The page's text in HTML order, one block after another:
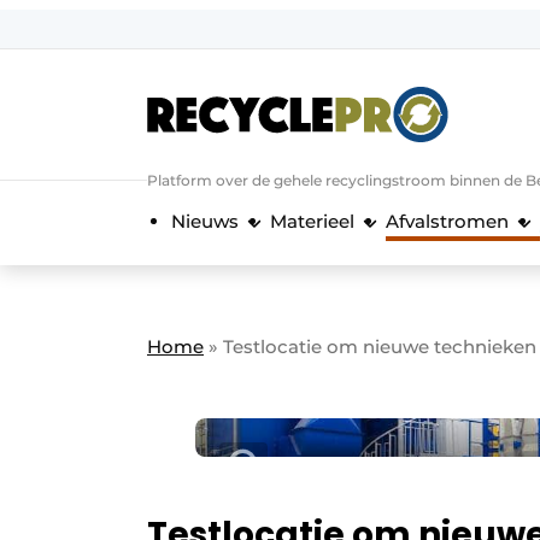
Algemene voorwaarden
Podcasts
RecyclePro | Vakblad over de
Platform over de gehele recyclingstroom binnen de
Nieuws Materieel Afvalstromen
Home » Testlocatie om nieuwe